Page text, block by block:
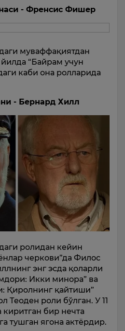
- Френсис Фишер
муваффақиятдан
йилда “Байрам учун
каби она ролларида
- Бернард Хилл
ролидан кейин
черкови”да Филос
энг эсда қоларли
Икки минора” ва
Қиролнинг қайтиши”
Теоден роли бўлган. У 11
киритган бир нечта
тушган ягона актёрдир.